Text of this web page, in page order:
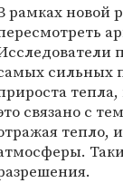
рамках новой
сильных
связано с
тепло,